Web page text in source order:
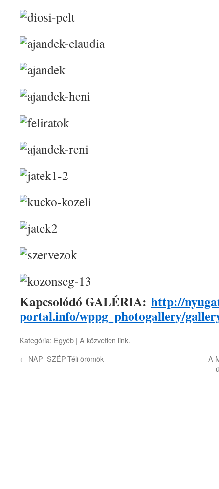
Kapcsolódó GALÉRIA: http://
portal.info/wppg_photogallery/
Kategória: Egyéb | A közvetlen link.
← NAPI SZÉP-Téli örömök
A